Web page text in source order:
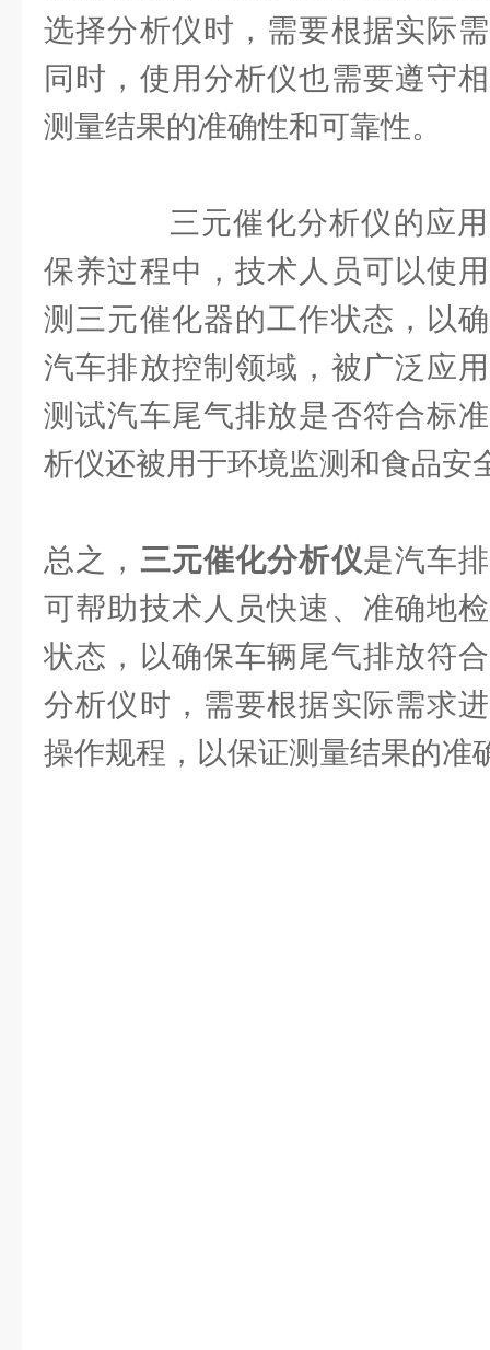
选择分析仪时，需要根据实际
同时，使用分析仪也需要遵守
测量结果的准确性和可靠性。
三元催化分析仪的应用
保养过程中，技术人员可以使
测三元催化器的工作状态，以
汽车排放控制领域，被广泛应
测试汽车尾气排放是否符合标
析仪还被用于环境监测和食品安
总之， 三元催化分析仪是汽车
可帮助技术人员快速、准确地
状态，以确保车辆尾气排放符
分析仪时，需要根据实际需求
操作规程，以保证测量结果的准